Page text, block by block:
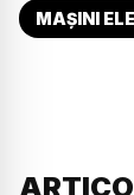
MAȘINI